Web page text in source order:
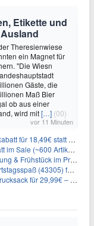
Etikette und
Theresienwiese
ein Magnet für
"Die Wiesn
Gäste, die
Maß Bier
ob aus einer
wird mit[…] (00)
vor 11 Minuten
29,50€ – einlösbar bis Dezember
(~600 Artikel zur Auswahl)
Hotel (Bad Oeynhausen) ab 89€ p.P.
(43305) für 29,10€
29,99€ – Amber-maple